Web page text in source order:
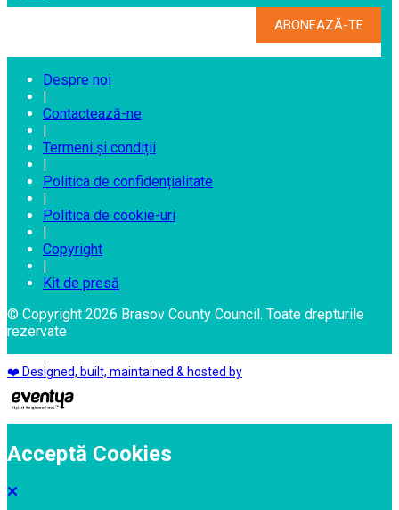
Despre noi
|
Contactează-ne
|
Termeni și condiții
|
Politica de confidențialitate
|
Politica de cookie-uri
|
Copyright
|
Kit de presă
© Copyright 2026 Brasov County Council. Toate drepturile
rezervate
❤️ Designed, built, maintained & hosted by
Acceptă Cookies